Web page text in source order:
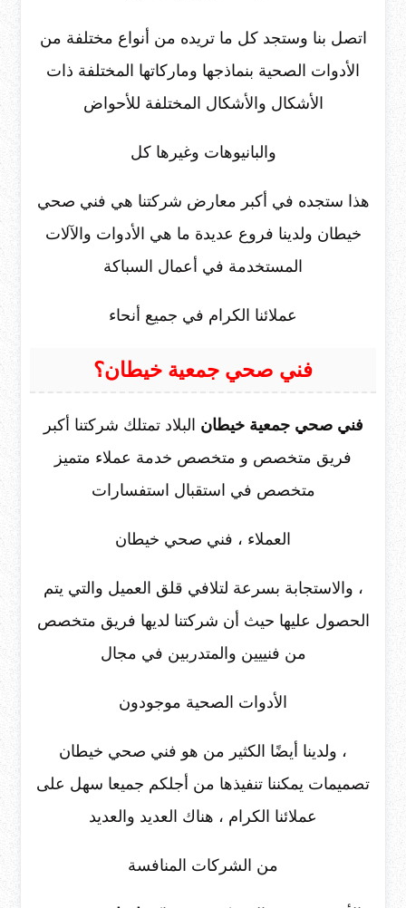
اتصل بنا وستجد كل ما تريده من أنواع مختلفة من
الأدوات الصحية بنماذجها وماركاتها المختلفة ذات
الأشكال والأشكال المختلفة للأحواض
والبانيوهات وغيرها كل
هذا ستجده في أكبر معارض شركتنا هي فني صحي
خيطان ولدينا فروع عديدة ما هي الأدوات والآلات
المستخدمة في أعمال السباكة
عملائنا الكرام في جميع أنحاء
فني صحي جمعية خيطان؟
فني صحي جمعية خيطان البلاد تمتلك شركتنا أكبر
فريق متخصص و متخصص خدمة عملاء متميز
متخصص في استقبال استفسارات
العملاء ، فني صحي خيطان
، والاستجابة بسرعة لتلافي قلق العميل والتي يتم
الحصول عليها حيث أن شركتنا لديها فريق متخصص
من فنييين والمتدربين في مجال
الأدوات الصحية موجودون
، ولدينا أيضًا الكثير من هو فني صحي خيطان
تصميمات يمكننا تنفيذها من أجلكم جميعا سهل على
عملائنا الكرام ، هناك العديد والعديد
من الشركات المنافسة